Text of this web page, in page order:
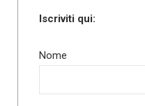
Iscriviti qui:
Nome